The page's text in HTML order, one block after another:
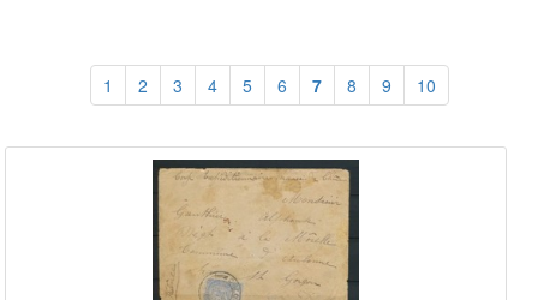
1 2 3 4 5 6 7 8 9 10